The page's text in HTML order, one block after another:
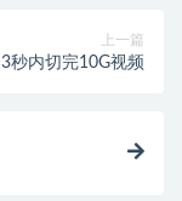
上一篇
秒内切完10G视频